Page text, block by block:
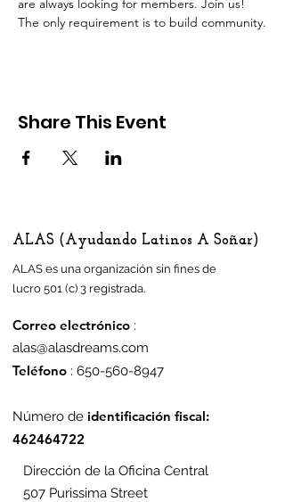
are always looking for members. Join us!
The only requirement is to build community.
Share This Event
ALAS (Ayudando Latinos A Soñar)
ALAS es una organización sin fines de
lucro 501 (c) 3 registrada.
Correo electrónico :
alas@alasdreams.com
Teléfono : 650-560-8947
Número de identificación fiscal:
462464722
Dirección de la Oficina Central
507 Purissima Street